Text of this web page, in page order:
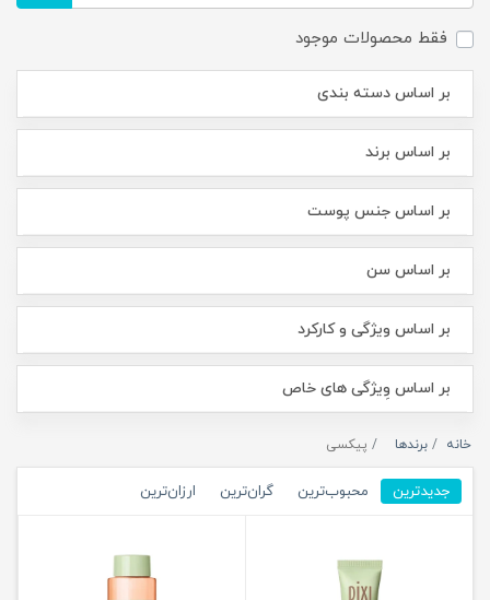
فقط محصولات موجود
بر اساس دسته بندی
بر اساس برند
بر اساس جنس پوست
بر اساس سن
بر اساس ویژگی و کارکرد
بر اساس وِیژگی های خاص
خانه برندها پیکسی
جدیدترین محبوب‌ترین گران‌ترین ارزان‌ترین